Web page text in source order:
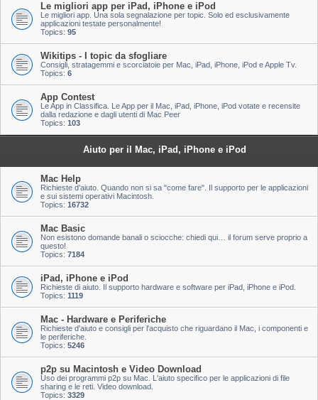
Le migliori app per iPad, iPhone e iPod
Le migliori app. Una sola segnalazione per topic. Solo ed esclusivamente
applicazioni testate personalmente!
Topics: 95
Wikitips - I topic da sfogliare
Consigli, stratagemmi e scorciatoie per Mac, iPad, iPhone, iPod e Apple Tv.
Topics: 6
App Contest
Le App in Classifica. Le App per il Mac, iPad, iPhone, iPod votate e recensite
dalla redazione e dagli utenti di Mac Peer
Topics: 103
Aiuto per il Mac, iPad, iPhone e iPod
Mac Help
Richieste d'aiuto. Quando non si sa "come fare". Il supporto per le applicazioni
e sui sistemi operativi Macintosh.
Topics: 16732
Mac Basic
Non esistono domande banali o sciocche: chiedi qui… il forum serve proprio a
questo!
Topics: 7184
iPad, iPhone e iPod
Richieste di aiuto. Il supporto hardware e software per iPad, iPhone e iPod.
Topics: 1119
Mac - Hardware e Periferiche
Richieste d'aiuto e consigli per l'acquisto che riguardano il Mac, i componenti e
le periferiche.
Topics: 5246
p2p su Macintosh e Video Download
Uso dei programmi p2p su Mac. L'aiuto specifico per le applicazioni di file
sharing e le reti. Video download.
Topics: 3329